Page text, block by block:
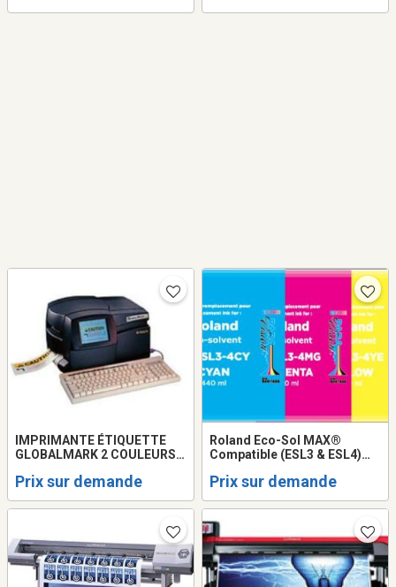
IMPRIMANTE ÉTIQUETTE
GLOBALMARK 2 COULEURS
Prix sur demande
Roland Eco-Sol MAX®
Compatible (ESL3 & ESL4)
Vision Eco-Sol ECO-Max
Cartouche de 440 ml Encre
OEM de Remplacement
Roland
Prix sur demande